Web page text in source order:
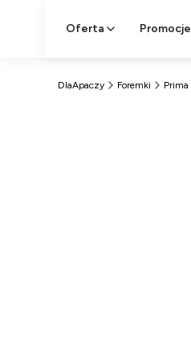
Oferta Promocje
DlaApaczy Foremki Prima